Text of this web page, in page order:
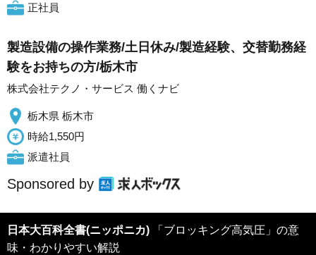
正社員
製造設備の操作業務/土日休み/製造経験、交替勤務経
験をお持ちの方/栃木市
株式会社テクノ・サービス 働くナビ
栃木県 栃木市
時給1,550円
派遣社員
Sponsored by
日本大百科全書(ニッポニカ) 「ブロッキング高気圧」の意
味・わかりやすい解説